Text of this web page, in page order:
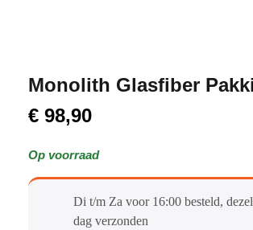
Monolith Glasfiber
€ 98,90
Op voorraad
Di t/m Za voor 16:00 besteld,
dag verzonden​